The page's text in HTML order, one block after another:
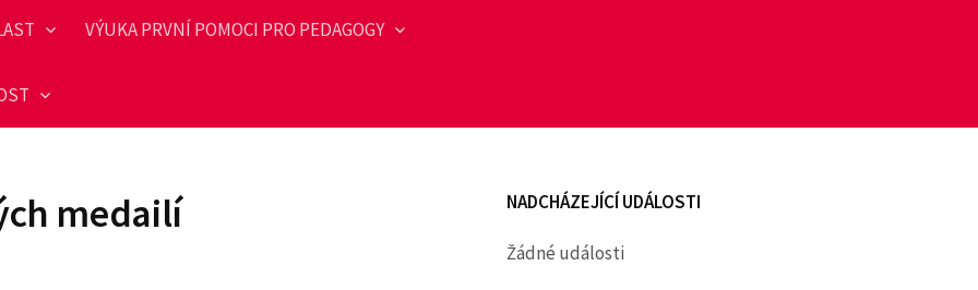
VÝUKA PRVNÍ POMOCI PRO PEDAGOGY
medailí NADCHÁZEJÍCÍ UDÁLOSTI
Žádné události